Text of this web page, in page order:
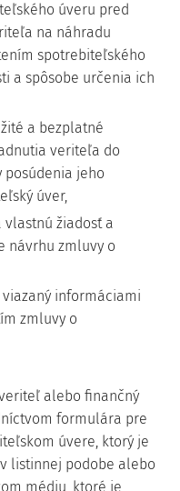
úveru pred
na náhradu
spotrebiteľského
a spôsobe určenia ich
a bezplatné
veriteľa do
posúdenia jeho
úver,
žiadosť a
návrhu zmluvy o
informáciami
zmluvy o
alebo finančný
formulára pre
úvere, ktorý je
listinnej podobe alebo
médiu, ktoré je